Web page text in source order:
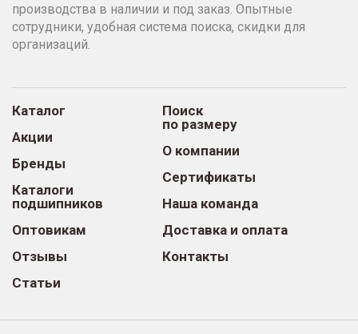
производства в наличии и под заказ. Опытные
сотрудники, удобная система поиска, скидки для
организаций.
Каталог
Акции
Бренды
Каталоги
подшипников
Оптовикам
Отзывы
Статьи
Поиск
по размеру
О компании
Сертификаты
Наша команда
Доставка и оплата
Контакты